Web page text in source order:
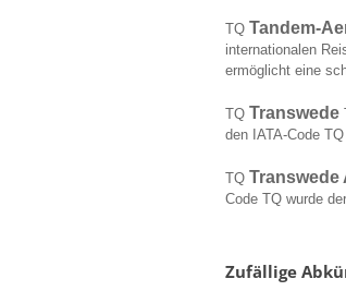
TQ Tandem-
internationalen
ermöglicht eine
TQ Transwede
den IATA-Code
TQ Transwede
Code TQ wurde
Zufällige